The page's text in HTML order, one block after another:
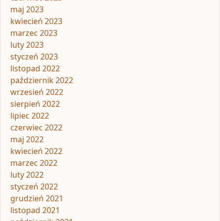
maj 2023
kwiecień 2023
marzec 2023
luty 2023
styczeń 2023
listopad 2022
październik 2022
wrzesień 2022
sierpień 2022
lipiec 2022
czerwiec 2022
maj 2022
kwiecień 2022
marzec 2022
luty 2022
styczeń 2022
grudzień 2021
listopad 2021